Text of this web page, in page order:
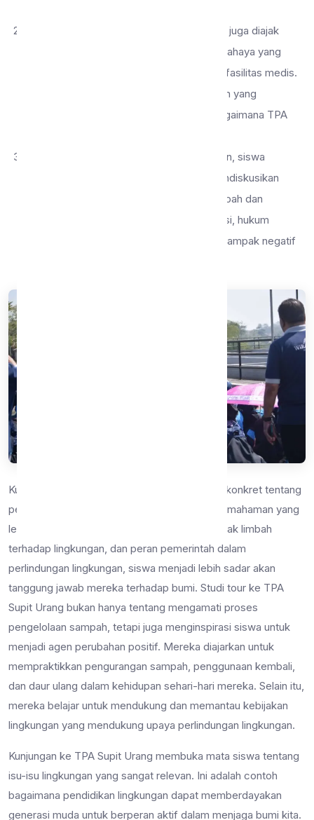
Siswa juga diajak
untuk mengamati pengelolaan limbah berbahaya yang
dihasilkan dari rumah tangga, industri, dan fasilitas medis.
Mereka mendiskusikan dampak lingkungan yang
diakibatkan oleh limbah berbahaya dan bagaimana TPA
Selama kunjungan, siswa
berinteraksi dengan petugas TPA dan mendiskusikan
peran pemerintah dalam pengelolaan sampah dan
lingkungan. Mereka belajar tentang regulasi, hukum
lingkungan, dan upaya untuk mengurangi dampak negatif
Kunjungan ke TPA Supit Urang adalah contoh konkret tentang
pentingnya pendidikan lingkungan. Dengan pemahaman yang
lebih baik tentang pengelolaan sampah, dampak limbah
terhadap lingkungan, dan peran pemerintah dalam
perlindungan lingkungan, siswa menjadi lebih sadar akan
tanggung jawab mereka terhadap bumi. Studi tour ke TPA
Supit Urang bukan hanya tentang mengamati proses
pengelolaan sampah, tetapi juga menginspirasi siswa untuk
menjadi agen perubahan positif. Mereka diajarkan untuk
mempraktikkan pengurangan sampah, penggunaan kembali,
dan daur ulang dalam kehidupan sehari-hari mereka. Selain itu,
mereka belajar untuk mendukung dan memantau kebijakan
lingkungan yang mendukung upaya perlindungan lingkungan.
Kunjungan ke TPA Supit Urang membuka mata siswa tentang
isu-isu lingkungan yang sangat relevan. Ini adalah contoh
bagaimana pendidikan lingkungan dapat memberdayakan
generasi muda untuk berperan aktif dalam menjaga bumi kita.